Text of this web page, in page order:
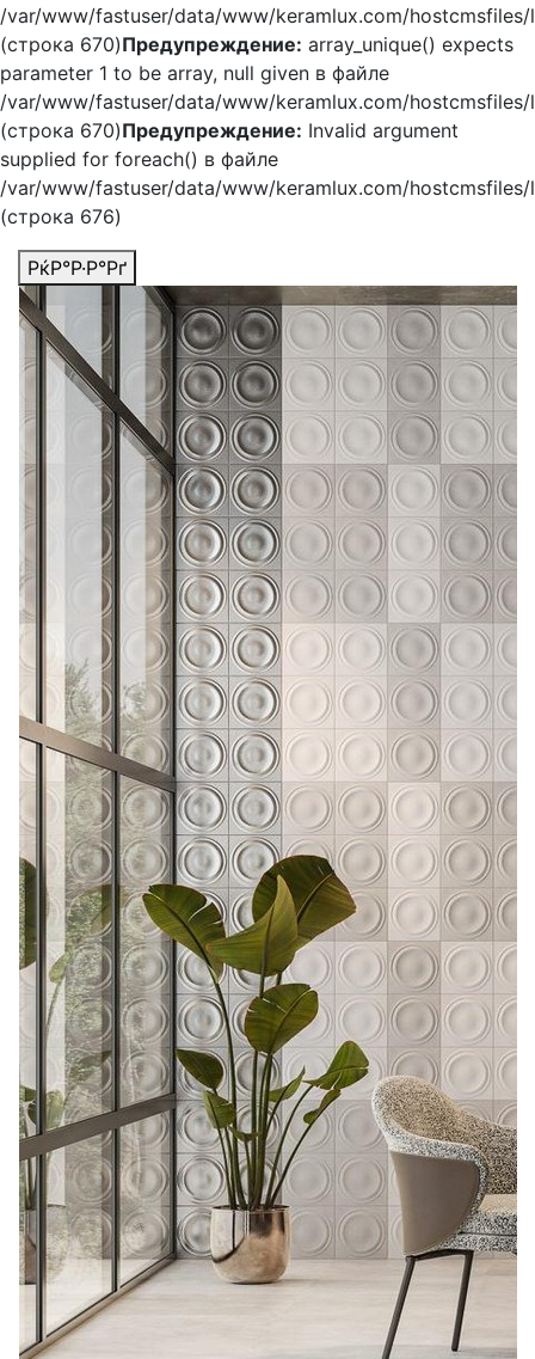
/var/www/fastuser/data/www/keramlux.com/hostcmsfiles/
(строка 670)Предупреждение: array_unique() expects
parameter 1 to be array, null given в файле
/var/www/fastuser/data/www/keramlux.com/hostcmsfiles/
(строка 670)Предупреждение: Invalid argument
supplied for foreach() в файле
/var/www/fastuser/data/www/keramlux.com/hostcmsfiles/
(строка 676)
РќР°Р·Р°Рґ